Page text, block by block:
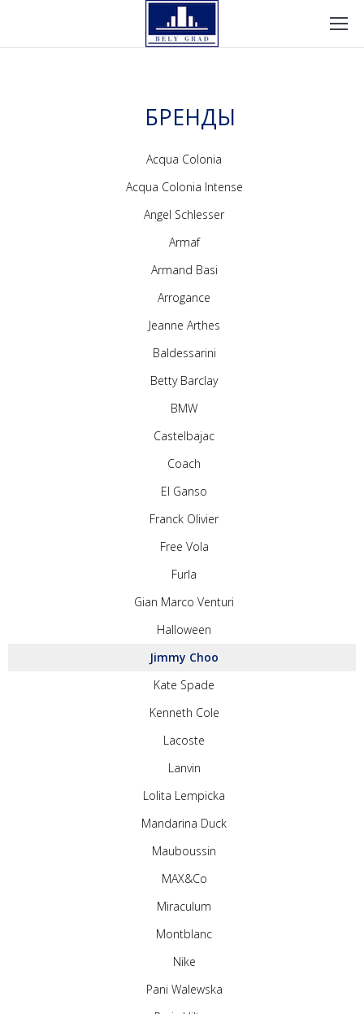
БРЕНДЫ
Acqua Colonia
Acqua Colonia Intense
Angel Schlesser
Armaf
Armand Basi
Arrogance
Jeanne Arthes
Baldessarini
Betty Barclay
BMW
Castelbajac
Coach
El Ganso
Franck Olivier
Free Vola
Furla
Gian Marco Venturi
Halloween
Jimmy Choo
Kate Spade
Kenneth Cole
Lacoste
Lanvin
Lolita Lempicka
Mandarina Duck
Mauboussin
MAX&Co
Miraculum
Montblanc
Nike
Pani Walewska